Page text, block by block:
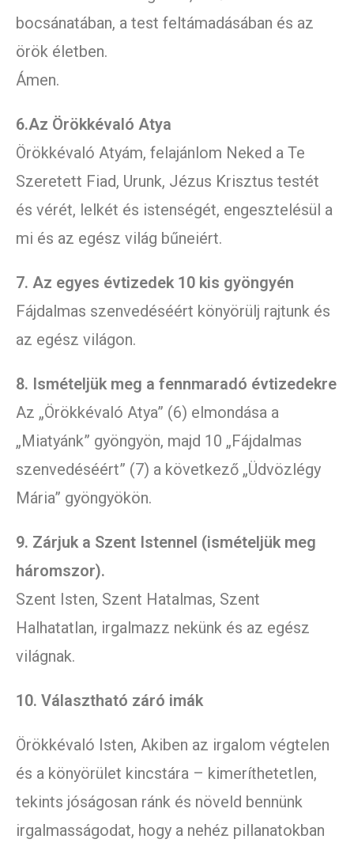
bocsánatában, a test feltámadásában és az
örök életben.
Ámen.
6.Az Örökkévaló Atya
Örökkévaló Atyám, felajánlom Neked a Te
Szeretett Fiad, Urunk, Jézus Krisztus testét
és vérét, lelkét és istenségét, engesztelésül a
mi és az egész világ bűneiért.
7. Az egyes évtizedek 10 kis gyöngyén
Fájdalmas szenvedéséért könyörülj rajtunk és
az egész világon.
8. Ismételjük meg a fennmaradó évtizedekre
Az „Örökkévaló Atya” (6) elmondása a
„Miatyánk” gyöngyön, majd 10 „Fájdalmas
szenvedéséért” (7) a következő „Üdvözlégy
Mária” gyöngyökön.
9. Zárjuk a Szent Istennel (ismételjük meg
háromszor).
Szent Isten, Szent Hatalmas, Szent
Halhatatlan, irgalmazz nekünk és az egész
világnak.
10. Választható záró imák
Örökkévaló Isten, Akiben az irgalom végtelen
és a könyörület kincstára – kimeríthetetlen,
tekints jóságosan ránk és növeld bennünk
irgalmasságodat, hogy a nehéz pillanatokban